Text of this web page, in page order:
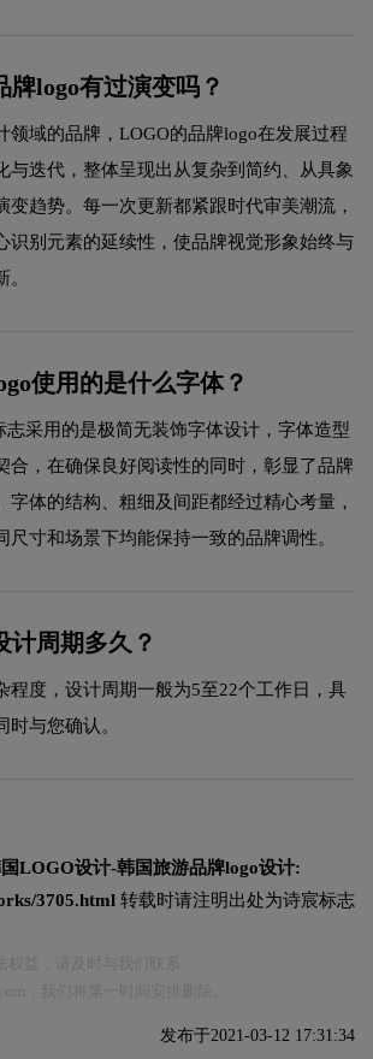
牌logo有过演变吗？
领域的品牌，LOGO的品牌logo在发展过程
与迭代，整体呈现出从复杂到简约、从具象
变趋势。每一次更新都紧跟时代审美潮流，
识别元素的延续性，使品牌视觉形象始终与
使用的是什么字体？
志采用的是极简无装饰字体设计，字体造型
合，在确保良好阅读性的同时，彰显了品牌
字体的结构、粗细及间距都经过精心考量，
尺寸和场景下均能保持一致的品牌调性。
计周期多久？
程度，设计周期一般为5至22个工作日，具
时与您确认。
LOGO设计-韩国旅游品牌logo设计:
3705.html 转载时请注明出处为诗宸标志
发布于2021-03-12 17:31:34